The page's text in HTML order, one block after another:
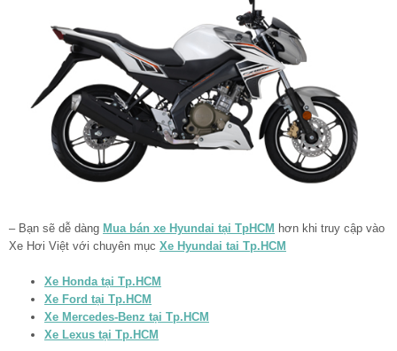
– Bạn sẽ dễ dàng Mua bán xe Hyundai tại TpHCM hơn khi truy cập vào
Xe Hơi Việt với chuyên mục Xe Hyundai tai Tp.HCM
Xe Honda tại Tp.HCM
Xe Ford tại Tp.HCM
Xe Mercedes-Benz tại Tp.HCM
Xe Lexus tại Tp.HCM